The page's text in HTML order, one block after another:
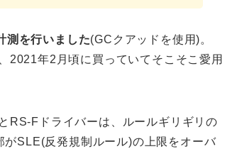
測を行いました(GCクアッドを使用)。
2021年2月頃に買っていてそこそこ愛用
RS-Fドライバーは、ルールギリギリの
SLE(反発規制ルール)の上限をオーバ